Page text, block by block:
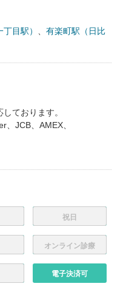
目駅）
有楽町駅（日比
ております。
、JCB、AMEX、
祝日
オンライン診療
電子決済可